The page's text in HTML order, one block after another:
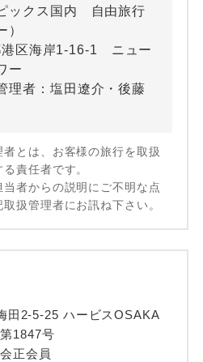
ックス国内 自由旅行
）
区海岸1-16-1 ニュー
ー
理者：塩田遼介・後藤
とは、お客様の旅行を取扱
責任者です。
者からの説明にご不明な点
扱管理者にお訊ね下さい。
田2-5-25 ハービスOSAKA
1847号
正会員